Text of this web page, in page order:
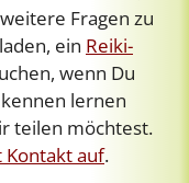
Fragen zu
ein Reiki-
wenn Du
lernen
teilen möchtest.
auf.